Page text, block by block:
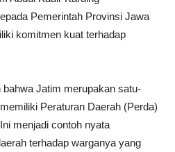
Pemerintah Provinsi Jawa
komitmen kuat terhadap
Jatim merupakan satu-
Peraturan Daerah (Perda)
menjadi contoh nyata
terhadap warganya yang